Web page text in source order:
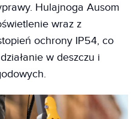
Hulajnoga Ausom
wraz z
ochrony IP54, co
w deszczu i